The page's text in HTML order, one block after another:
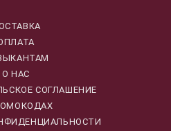
О НАС
СОГЛАШЕНИЕ